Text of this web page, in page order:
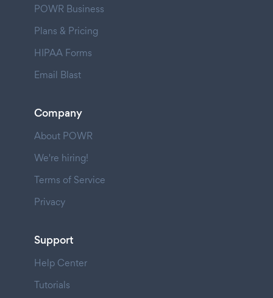
POWR Business
Plans & Pricing
HIPAA Forms
Email Blast
Company
About POWR
We're hiring!
Terms of Service
Privacy
Support
Help Center
Tutorials